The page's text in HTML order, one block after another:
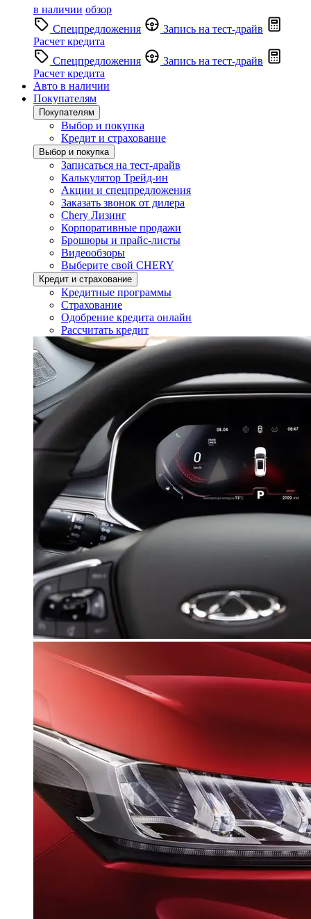
в наличии обзор
Спецпредложения
Запись на тест-драйв
Расчет кредита
Спецпредложения
Запись на тест-драйв
Расчет кредита
Авто в наличии
Покупателям
Покупателям
Выбор и покупка
Кредит и страхование
Выбор и покупка
Записаться на тест-драйв
Калькулятор Трейд-ин
Акции и спецпредложения
Заказать звонок от дилера
Chery Лизинг
Корпоративные продажи
Брошюры и прайс-листы
Видеообзоры
Выберите свой CHERY
Кредит и страхование
Кредитные программы
Страхование
Одобрение кредита онлайн
Рассчитать кредит